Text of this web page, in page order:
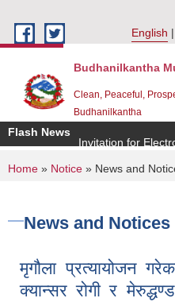
English
Budhanilkantha
Clean, Peaceful,
Budhanilkantha
Flash News
Invitation for
You are here
Home » Notice » News and
News and Notices
मृगौला प्रत्यायोजन
क्यान्सर रोगी र मेरुद्धण्ड